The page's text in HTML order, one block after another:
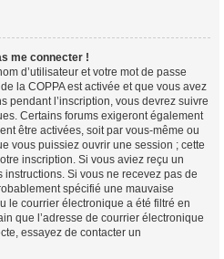
me connecter !
d’utilisateur et votre mot de passe
la COPPA est activée et que vous avez
pendant l’inscription, vous devrez suivre
Certains forums exigeront également
être activées, soit par vous-même ou
vous puissiez ouvrir une session ; cette
inscription. Si vous aviez reçu un
Si vous ne recevez pas de
spécifié une mauvaise
le courrier électronique a été filtré en
que l’adresse de courrier électronique
essayez de contacter un